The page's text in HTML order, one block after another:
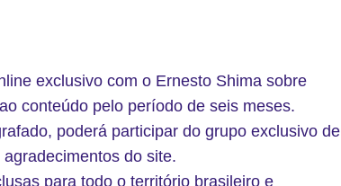
exclusivo com o Ernesto Shima sobre
conteúdo pelo período de seis meses.
poderá participar do grupo exclusivo de
do site.
para todo o território brasileiro e